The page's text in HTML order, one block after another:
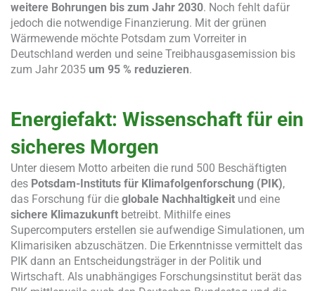
weitere Bohrungen bis zum Jahr 2030. Noch fehlt dafür
jedoch die notwendige Finanzierung. Mit der grünen
Wärmewende möchte Potsdam zum Vorreiter in
Deutschland werden und seine Treibhausgasemission bis
zum Jahr 2035 um 95 % reduzieren.
Energiefakt: Wissenschaft für ein
sicheres Morgen
Unter diesem Motto arbeiten die rund 500 Beschäftigten
des Potsdam-Instituts für Klimafolgenforschung (PIK),
das Forschung für die globale Nachhaltigkeit und eine
sichere Klimazukunft betreibt. Mithilfe eines
Supercomputers erstellen sie aufwendige Simulationen, um
Klimarisiken abzuschätzen. Die Erkenntnisse vermittelt das
PIK dann an Entscheidungsträger in der Politik und
Wirtschaft. Als unabhängiges Forschungsinstitut berät das